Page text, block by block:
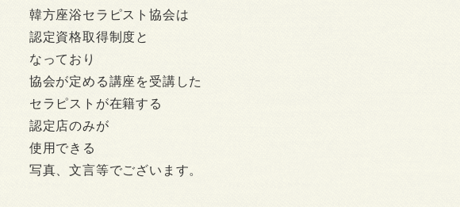
韓方座浴セラピスト協会は
認定資格取得制度と
なっており
協会が定める講座を受講した
セラピストが在籍する
認定店のみが
使用できる
写真、文言等でございます。